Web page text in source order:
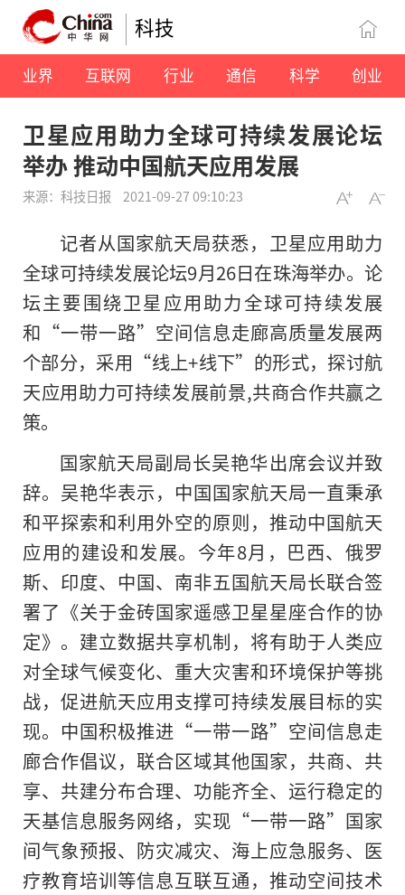
科技
业界 互联网 行业 通信 科学 创业
卫星应用助力全球可持续发展论坛
举办 推动中国航天应用发展
来源：科技日报 2021-09-27 09:10:23
记者从国家航天局获悉，卫星应用助力
全球可持续发展论坛9月26日在珠海举办。论
坛主要围绕卫星应用助力全球可持续发展
和“一带一路”空间信息走廊高质量发展两
个部分，采用“线上+线下”的形式，探讨航
天应用助力可持续发展前景,共商合作共赢之
策。
国家航天局副局长吴艳华出席会议并致
辞。吴艳华表示，中国国家航天局一直秉承
和平探索和利用外空的原则，推动中国航天
应用的建设和发展。今年8月，巴西、俄罗
斯、印度、中国、南非五国航天局长联合签
署了《关于金砖国家遥感卫星星座合作的协
定》。建立数据共享机制，将有助于人类应
对全球气候变化、重大灾害和环境保护等挑
战，促进航天应用支撑可持续发展目标的实
现。中国积极推进“一带一路”空间信息走
廊合作倡议，联合区域其他国家，共商、共
享、共建分布合理、功能齐全、运行稳定的
天基信息服务网络，实现“一带一路”国家
间气象预报、防灾减灾、海上应急服务、医
疗教育培训等信息互联互通，推动空间技术